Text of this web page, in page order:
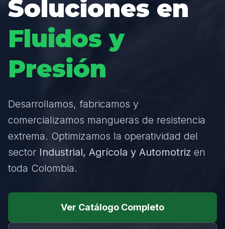
Soluciones en
Fluidos y
Presión
Desarrollamos, fabricamos y
comercializamos mangueras de resistencia
extrema. Optimizamos la operatividad del
sector Industrial, Agrícola y Automotriz en
toda Colombia.
Ver Catálogo Completo